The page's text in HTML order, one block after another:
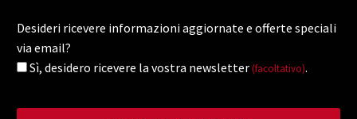
Desideri ricevere informazioni aggiornate e offerte speciali
via email?
Sì, desidero ricevere la vostra newsletter (facoltativo).